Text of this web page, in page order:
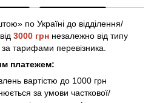
по Україні до відділення/
3000 грн незалежно від типу
тарифами перевізника.
платежем:
вартістю до 1000 грн
за умови часткової/